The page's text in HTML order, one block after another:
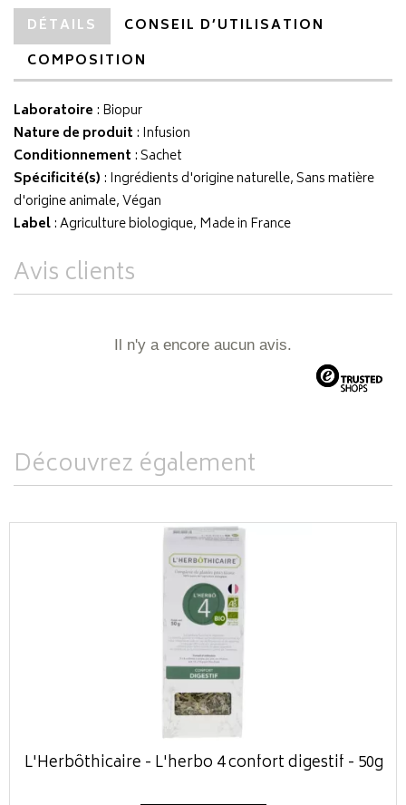
DÉTAILS
CONSEIL D’UTILISATION
COMPOSITION
Laboratoire : Biopur
Nature de produit : Infusion
Conditionnement : Sachet
Spécificité(s) : Ingrédients d'origine naturelle, Sans matière
d'origine animale, Végan
Label: Agriculture biologique, Made in France
Avis clients
Il n'y a encore aucun avis.
Découvrez également
L'Herbôthicaire - L'herbo 4 confort digestif - 50g